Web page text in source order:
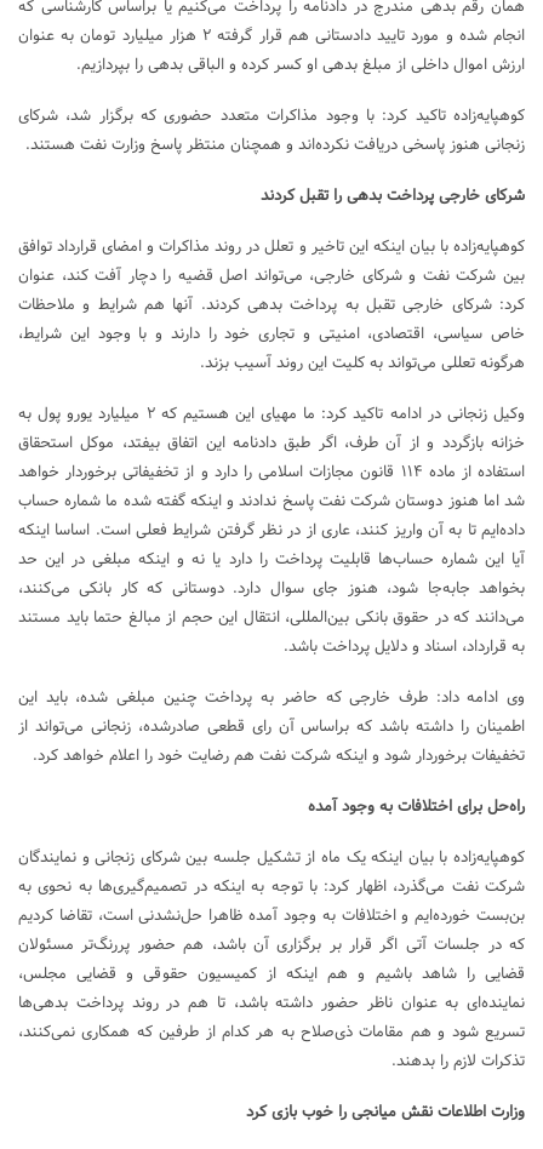
همان رقم بدهی مندرج در دادنامه را پرداخت می‌کنیم یا براساس کارشناسی که
انجام شده و مورد تایید دادستانی هم قرار گرفته ۲ هزار میلیارد تومان به عنوان
ارزش اموال داخلی از مبلغ بدهی او کسر کرده و الباقی بدهی را بپردازیم.
کوهپایه‌زاده تاکید کرد: با وجود مذاکرات متعدد حضوری که برگزار شد، شرکای
زنجانی هنوز پاسخی دریافت نکرده‌اند و همچنان منتظر پاسخ وزارت نفت هستند.
شرکای خارجی پرداخت بدهی را تقبل کردند
کوهپایه‌زاده با بیان اینکه این تاخیر و تعلل در روند مذاکرات و امضای قرارداد توافق
بین شرکت نفت و شرکای خارجی، می‌تواند اصل قضیه را دچار آفت کند، عنوان
کرد: شرکای خارجی تقبل به پرداخت بدهی کردند. آنها هم شرایط و ملاحظات
خاص سیاسی، اقتصادی، امنیتی و تجاری خود را دارند و با وجود این شرایط،
هرگونه تعللی می‌تواند به کلیت این روند آسیب بزند.
وکیل زنجانی در ادامه تاکید کرد: ما مهیای این هستیم که ۲ میلیارد یورو پول به
خزانه بازگردد و از آن طرف، اگر طبق دادنامه این اتفاق بیفتد، موکل استحقاق
استفاده از ماده ۱۱۴ قانون مجازات اسلامی را دارد و از تخفیفاتی برخوردار خواهد
شد اما هنوز دوستان شرکت نفت پاسخ ندادند و اینکه گفته شده ما شماره حساب
داده‌ایم تا به آن واریز کنند، عاری از در نظر گرفتن شرایط فعلی است. اساسا اینکه
آیا این شماره حساب‌ها قابلیت پرداخت را دارد یا نه و اینکه مبلغی در این حد
بخواهد جابه‌جا شود، هنوز جای سوال دارد. دوستانی که کار بانکی می‌کنند،
می‌دانند که در حقوق بانکی بین‌المللی، انتقال این حجم از مبالغ حتما باید مستند
به قرارداد، اسناد و دلایل پرداخت باشد.
وی ادامه داد: طرف خارجی که حاضر به پرداخت چنین مبلغی شده، باید این
اطمینان را داشته باشد که براساس آن رای قطعی صادرشده، زنجانی می‌تواند از
تخفیفات برخوردار شود و اینکه شرکت نفت هم رضایت خود را اعلام خواهد کرد.
راه‌حل برای اختلافات به وجود آمده
کوهپایه‌زاده با بیان اینکه یک ماه از تشکیل جلسه بین شرکای زنجانی و نمایندگان
شرکت نفت می‌گذرد، اظهار کرد: با توجه به اینکه در تصمیم‌گیری‌ها به نحوی به
بن‌بست خورده‌ایم و اختلافات به وجود آمده ظاهرا حل‌نشدنی است، تقاضا کردیم
که در جلسات آتی اگر قرار بر برگزاری آن باشد، هم حضور پررنگ‌تر مسئولان
قضایی را شاهد باشیم و هم اینکه از کمیسیون حقوقی و قضایی مجلس،
نماینده‌ای به عنوان ناظر حضور داشته باشد، تا هم در روند پرداخت بدهی‌ها
تسریع شود و هم مقامات ذی‌صلاح به هر کدام از طرفین که همکاری نمی‌کنند،
تذکرات لازم را بدهند.
وزارت اطلاعات نقش میانجی را خوب بازی کرد